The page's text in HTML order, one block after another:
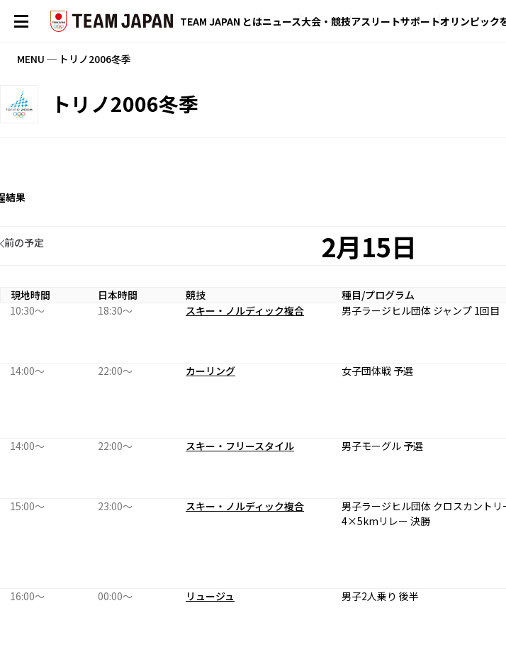
TEAM JAPAN とはニュース大会・競技アスリートサポートオリンピック
MENU ─ トリノ2006冬季
トリノ2006冬季
結果
2月15日
前の予定
現地時間 日本時間 競技 種目/プログラム
10:30〜
18:30〜 スキー・ノルディック複合 男子ラージヒル団体 ジャンプ 1回目
14:00〜
22:00〜 カーリング 女子団体戦 予選
14:00〜
22:00〜 スキー・フリースタイル 男子モーグル 予選
15:00〜
23:00〜 スキー・ノルディック複合
男子ラージヒル団体 クロスカントリ
4×5kmリレー 決勝
16:00〜
00:00〜 リュージュ 男子2人乗り 後半